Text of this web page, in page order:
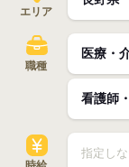
エリア
職種